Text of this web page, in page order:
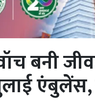
बनी
एंबुलेंस,